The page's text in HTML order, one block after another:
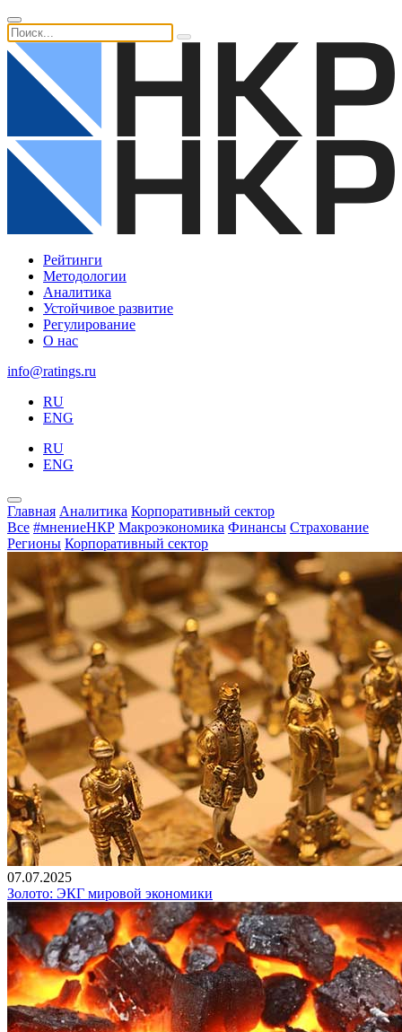
Рейтинги
Методологии
Аналитика
Устойчивое развитие
Регулирование
О нас
info@ratings.ru
RU
ENG
RU
ENG
Главная Аналитика Корпоративный сектор
Все #мнениеНКР Макроэкономика Финансы Страхование
Регионы Корпоративный сектор
07.07.2025
Золото: ЭКГ мировой экономики